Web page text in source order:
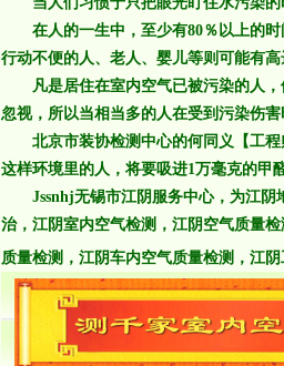
在人的一生中，至少有80％以上的时
行动不便的人、老人、婴儿等则可能有
凡是居住在室内空气已被污染的人，
忽视，所以当相当多的人在受到污染伤
北京市装协检测中心的何同义【工程
这样环境里的人，将要吸进1万毫克的
Jssnhj无锡市江阴服务中心，为江阴
治，江阴室内空气检测，江阴空气质量
质量检测，江阴车内空气质量检测，江